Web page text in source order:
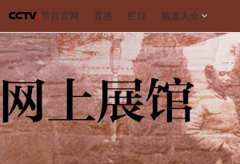
节目官网 直播 栏目 频道大全